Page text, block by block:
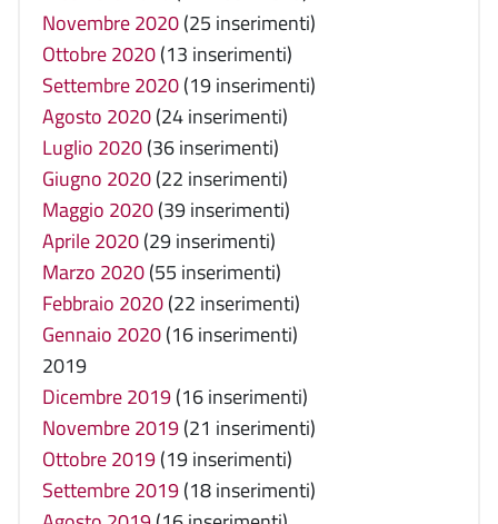
Novembre 2020(25 inserimenti)
Ottobre 2020(13 inserimenti)
Settembre 2020(19 inserimenti)
Agosto 2020(24 inserimenti)
Luglio 2020(36 inserimenti)
Giugno 2020(22 inserimenti)
Maggio 2020(39 inserimenti)
Aprile 2020(29 inserimenti)
Marzo 2020(55 inserimenti)
Febbraio 2020(22 inserimenti)
Gennaio 2020(16 inserimenti)
2019
Dicembre 2019(16 inserimenti)
Novembre 2019(21 inserimenti)
Ottobre 2019(19 inserimenti)
Settembre 2019(18 inserimenti)